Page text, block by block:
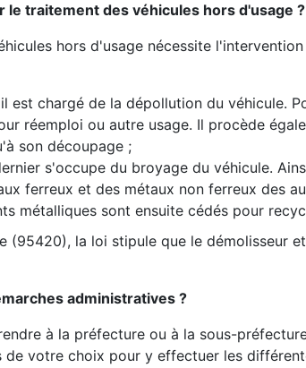
le traitement des véhicules hors d'usage ?
hors d'usage nécessite
est chargé de la dépollution du véhicule.
réemploi ou autre usage. Il procède
son découpage ;
s'occupe du broyage du véhicule.
ferreux et des métaux non ferreux des
métalliques sont ensuite cédés pour
(95420), la loi stipule que le démolisseur
administratives ?
à la préfecture ou à la sous-
de votre choix pour y effectuer les